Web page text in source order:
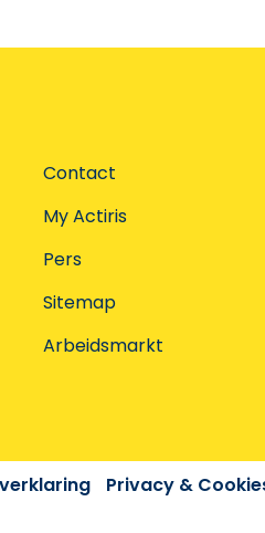
Contact
My Actiris
Pers
Sitemap
Arbeidsmarkt
Privacy &